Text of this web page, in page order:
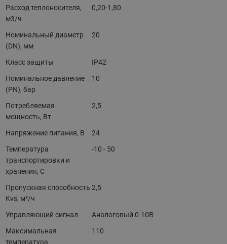
Расход теплоносителя,
м3/ч
0,20-1,80
Номинальный диаметр
(DN), мм
20
Класс защиты
IP42
Номинальное давление
(PN), бар
10
Потребляемая
мощность, Вт
2,5
Напряжение питания, В
24
Температура
транспортировки и
хранения, С
-10 - 50
Пропускная способность
Kvs, м³/ч
2,5
Управляющий сигнал
Аналоговый 0-10В
Максимальная
температура
110